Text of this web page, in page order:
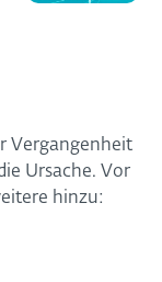
Vergangenheit
Ursache. Vor
hinzu: